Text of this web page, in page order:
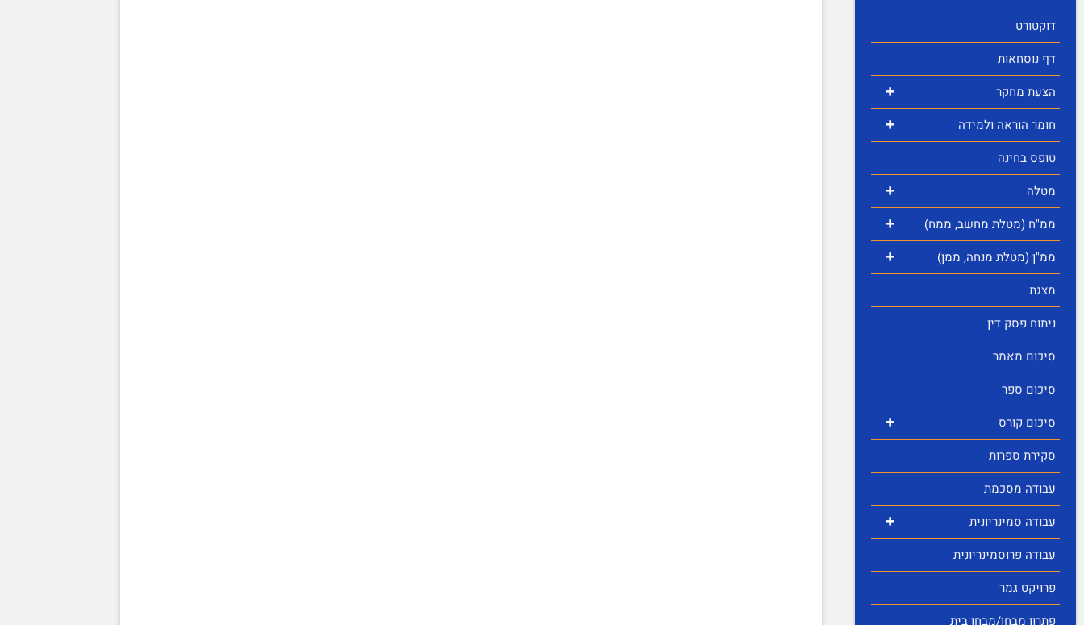
דוקטורט
דף נוסחאות
+ הצעת מחקר
+
חומר הוראה ולמידה
טופס בחינה
+ מטלה
+ ממ"ח (מטלת מחשב, ממח)
+
ממ"ן (מטלת מנחה, ממן)
מצגת
ניתוח פסק דין
סיכום מאמר
סיכום ספר
+
סיכום קורס
סקירת ספרות
עבודה מסכמת
+
עבודה סמינריונית
עבודה פרוסמינריונית
פרויקט גמר
פתרון מבחן/מבחן בית